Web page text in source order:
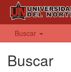
Buscar
Buscar